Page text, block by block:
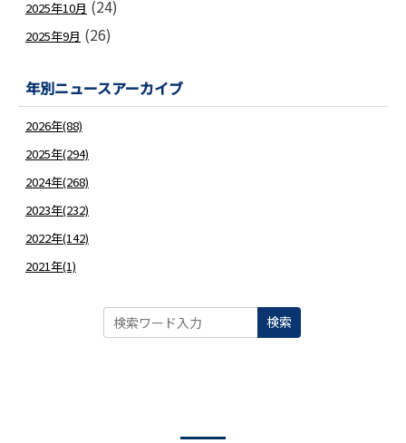
2025年10月 (24)
2025年9月 (26)
年別ニュースアーカイブ
2026年(88)
2025年(294)
2024年(268)
2023年(232)
2022年(142)
2021年(1)
検索